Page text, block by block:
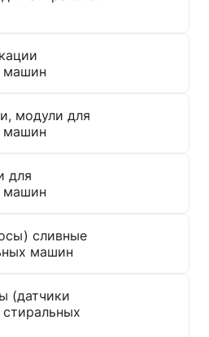
машин
модули для
машин
для
машин
сливные
машин
(датчики